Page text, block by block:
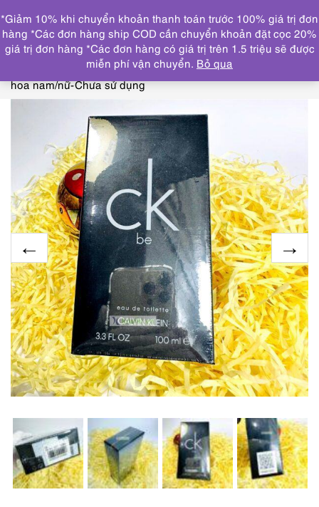
DANH MỤC
Trang chủ THƯƠNG HIỆU NỔI BẬT
CALVIN
2912-CALVIN KLEIN CK Be EDT 100ml-Nước
hoa nam/nữ-Chưa sử dụng
*Giảm 10% khi chuyển khoản thanh toán trước 100% giá trị đơn
hàng *Các đơn hàng ship COD cần chuyển khoản đặt cọc 20%
giá trị đơn hàng *Các đơn hàng có giá trị trên 1.5 triệu sẽ được
miễn phí vận chuyển. Bỏ qua